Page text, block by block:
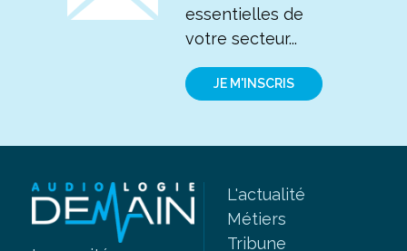
essentielles de
votre secteur...
JE M'INSCRIS
L'actualité
Métiers
Tribune